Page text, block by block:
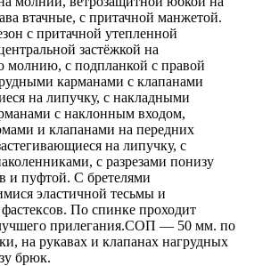
втачные, с притачной манжетой.
с притачной утепленной
застёжкой на
молнию, с подпланкой с правой
карманами с клапанами
на липучку, с накладными
с наклонным входом,
и клапанами на передних
на липучку, с
с разрезами понизу
и пуфтой. С бретелями
эластичной тесьмы и
По спинке проходит
прилегания.СОП — 50 мм. по
на рукавах и клапанах нагрудных
брюк.